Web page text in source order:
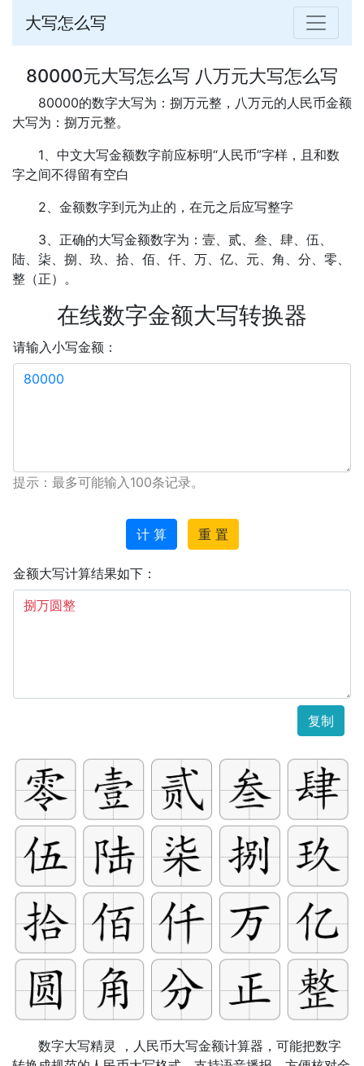
大写怎么写
80000元大写怎么写 八万元大写怎么写
80000的数字大写为：捌万元整，八万元的人民币金额
大写为：捌万元整。
1、中文大写金额数字前应标明“人民币”字样，且和数
字之间不得留有空白
2、金额数字到元为止的，在元之后应写整字
3、正确的大写金额数字为：壹、贰、叁、肆、伍、
陆、柒、捌、玖、拾、佰、仟、万、亿、元、角、分、零、
整（正）。
在线数字金额大写转换器
请输入小写金额：
提示：最多可能输入100条记录。
计 算 重 置
金额大写计算结果如下：
复制
数字大写精灵 ，人民币大写金额计算器，可能把数字